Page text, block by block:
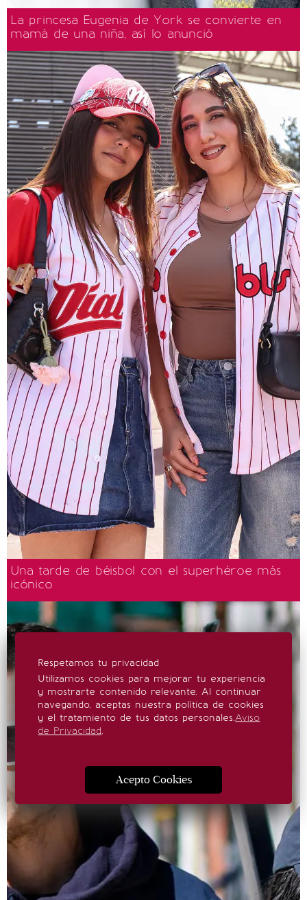
La princesa Eugenia de York se convierte en
mamá de una niña, así lo anunció
Una tarde de béisbol con el superhéroe más
icónico
Respetamos tu privacidad
Utilizamos cookies para mejorar tu experiencia
y mostrarte contenido relevante. Al continuar
navegando, aceptas nuestra política de cookies
y el tratamiento de tus datos personales.Aviso
de Privacidad.
Acepto Cookies